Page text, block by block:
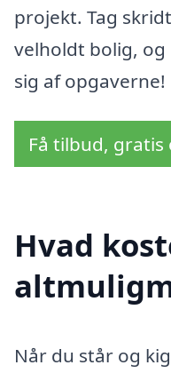
projekt. Tag
velholdt bolig, og
sig af opgaverne!
Få tilbud,
Hvad
Når du står og